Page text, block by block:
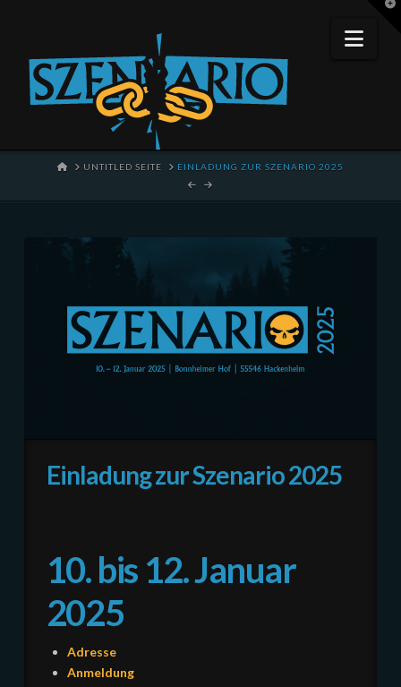
HOMEUNTITLED SEITE EINLADUNG ZUR SZENARIO 2025
Einladung zur Szenario 2025
10. bis 12. Januar
2025
Adresse
Anmeldung